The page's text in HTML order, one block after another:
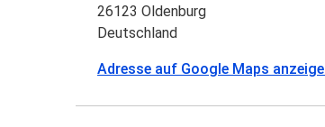
26123 Oldenburg
Deutschland
Adresse auf Google Maps